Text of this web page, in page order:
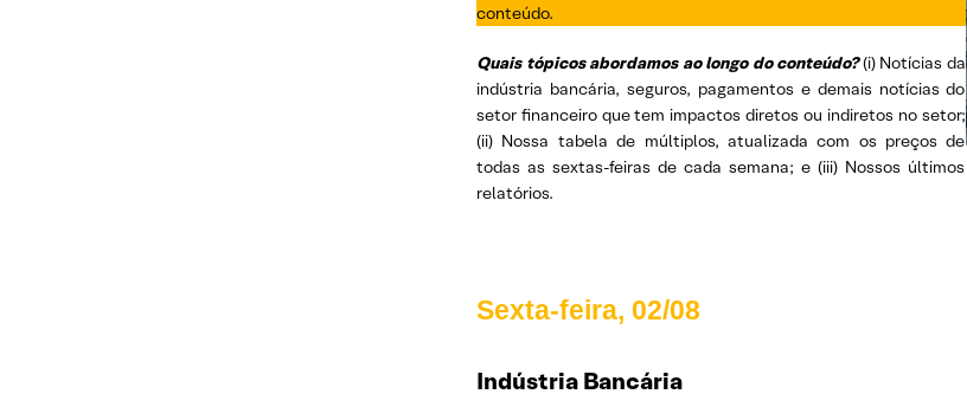
conteúdo.
Quais tópicos abordamos ao longo do conteúdo? (i) Notícias da
indústria bancária, seguros, pagamentos e demais notícias do
setor financeiro que tem impactos diretos ou indiretos no setor;
(ii) Nossa tabela de múltiplos, atualizada com os preços de
todas as sextas-feiras de cada semana; e (iii) Nossos últimos
relatórios.
Sexta-feira, 02/08
Indústria Bancária